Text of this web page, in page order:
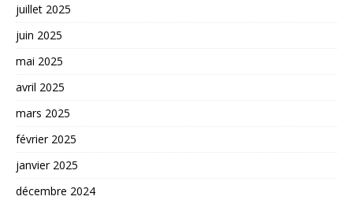
juillet 2025
juin 2025
mai 2025
avril 2025
mars 2025
février 2025
janvier 2025
décembre 2024